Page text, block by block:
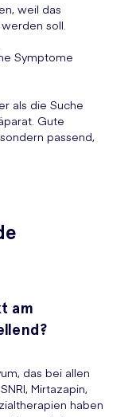
weil das
soll.
Symptome
als die Suche
Gute
passend,
am
das bei allen
Mirtazapin,
haben